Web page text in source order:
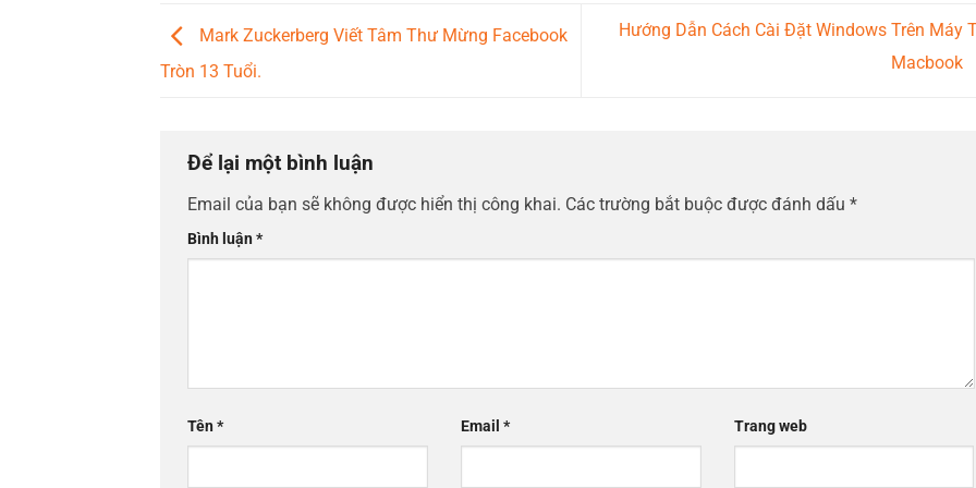
Mark Zuckerberg Viết Tâm Thư Mừng Facebook
Tròn 13 Tuổi.
Hướng Dẫn Cách Cài Đặt Windows Trên Máy
Macbook
Để lại một bình luận
Email của bạn sẽ không được hiển thị công khai. Các trường bắt buộc được đánh dấu *
Bình luận*
Tên* Email * Trang web